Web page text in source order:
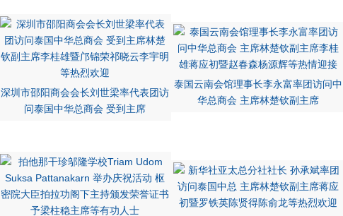
深圳市邵阳商会会长刘世梁率代表团访
问泰国中华总商会 受到主席
泰国云南会馆理事长李永富率团访问中
华总商会 主席林楚钦副主席